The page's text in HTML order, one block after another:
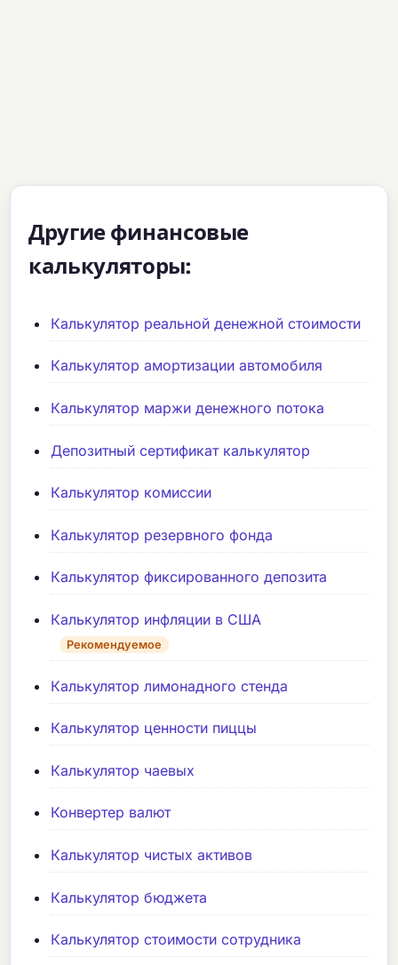
Другие финансовые
калькуляторы:
Калькулятор реальной денежной стоимости
Калькулятор амортизации автомобиля
Калькулятор маржи денежного потока
Депозитный сертификат калькулятор
Калькулятор комиссии
Калькулятор резервного фонда
Калькулятор фиксированного депозита
Калькулятор инфляции в США
Рекомендуемое
Калькулятор лимонадного стенда
Калькулятор ценности пиццы
Калькулятор чаевых
Конвертер валют
Калькулятор чистых активов
Калькулятор бюджета
Калькулятор стоимости сотрудника